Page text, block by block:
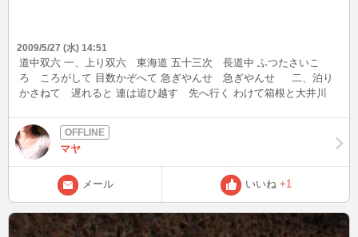
2009/5/27 (水) 14:51
道中双六 一、上り双六 東海道 五十三次 長道中 ふつたさいこ
ろ ころがして 目数かぞへて 急ぎやんせ 急ぎやんせ 二、泊り
かさねて 遅れると 連は追ひ越す 先へ行く わけて箱根と大井川
長道中 上がりや西京 花ざかり 花を見ながら ごほうびの お菓子
たくさん 食べしやんせ 食べしやんせ 水谷まさる 作詞、 中山晋平
作曲 昭和5年 (※直接録音したものなので音割れ注意) これも所謂耳
コピで作成した曲です。 作曲は中山晋平なのにマイナー過ぎます。
何故この歌が有名でないのか、 それは「道中双六」というものが現
在はなじみがないからではないかと思います。 道中双六というのは
江戸時代に流行った双六で、 江戸日本橋をスタートに東海道五十三
次を進んで、京都の京橋で上がりになる江戸時代からある絵双六で
マヤ
メール いいね +1